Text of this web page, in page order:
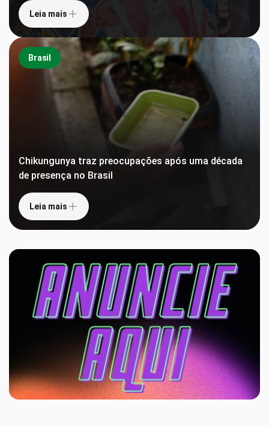
Leia mais
Brasil
Chikungunya traz preocupações após uma década
de presença no Brasil
Leia mais